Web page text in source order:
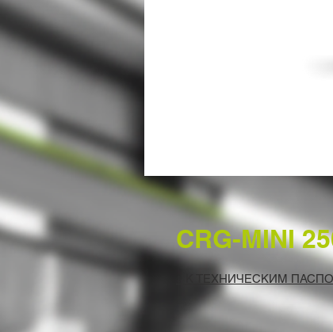
CRG-MINI
↓ К ТЕХНИЧЕСКИМ